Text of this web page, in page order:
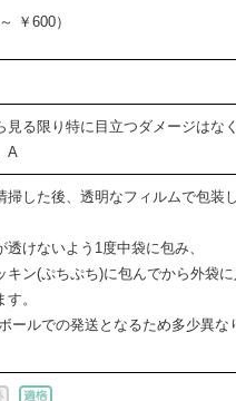
￥600）
見る限り特に目立つダメージはな
A
掃した後、透明なフィルムで包装
透けないよう1度中袋に包み、
キン(ぷちぷち)に包んでから外袋
。
ールでの発送となるため多少異な